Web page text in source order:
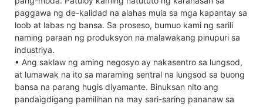
paggawa ng de-kalidad na alahas mula sa mga kapantay sa
loob at labas ng bansa. Sa proseso, bumuo kami ng sarili
naming paraan ng produksyon na malawakang pinupuri sa
industriya.
• Ang saklaw ng aming negosyo ay nakasentro sa lungsod,
at lumawak na ito sa maraming sentral na lungsod sa buong
bansa na parang hugis diyamante. Binuksan nito ang
pandaigdigang pamilihan na may sari-saring pananaw sa